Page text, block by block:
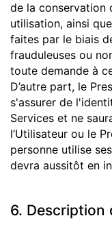
de la conservation
utilisation, ainsi
faites par le biais
frauduleuses ou
toute demande à
D’autre part, le
s'assurer de
Services et ne
l’Utilisateur ou le
personne utilise
devra aussitôt en
6. Description